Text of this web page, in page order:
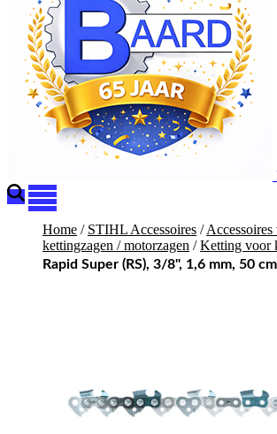
Home / STIHL Accessoires /Accessoires
kettingzagen / motorzagen /Ketting voor
Rapid Super (RS), 3/8", 1,6 mm, 50 cm